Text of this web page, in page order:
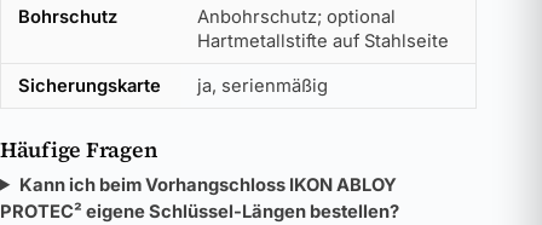
Bohrschutz
Anbohrschutz; optional
Hartmetallstifte auf Stahlseite
Sicherungskarte ja, serienmäßig
Häufige Fragen
Kann ich beim Vorhangschloss IKON ABLOY
PROTEC² eigene Schlüssel-Längen bestellen?